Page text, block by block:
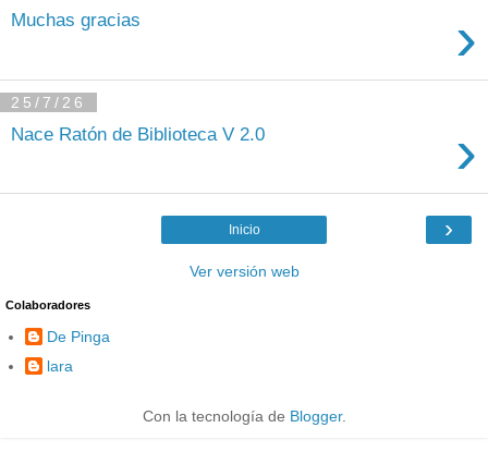
Muchas gracias ›
25/7/26
Nace Ratón de Biblioteca V 2.0 ›
›
Inicio
Ver versión web
Colaboradores
De Pinga
lara
Con la tecnología de Blogger.